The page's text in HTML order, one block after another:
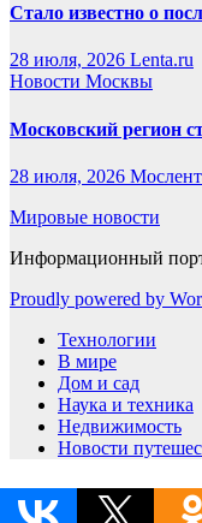
Стало известно о
28 июля, 2026 Lenta.ru
Новости Москвы
Московский регион
28 июля, 2026
Мировые новости
Информационный
Proudly powered by
Технологии
В мире
Дом и сад
Наука и техника
Недвижимость
Новости